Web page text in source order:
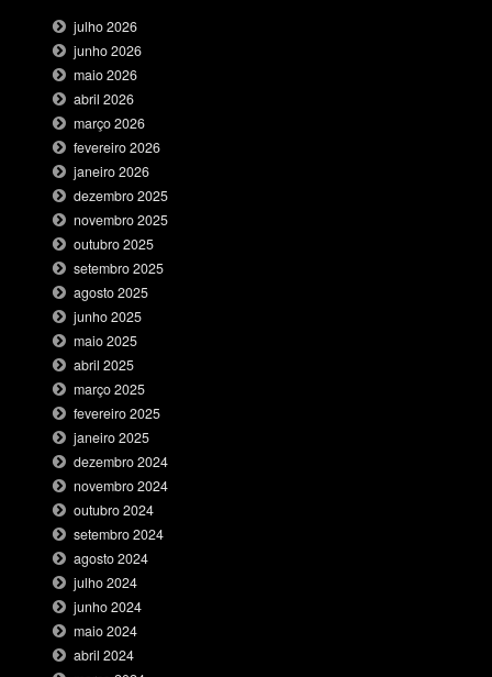
julho 2026
junho 2026
maio 2026
abril 2026
março 2026
fevereiro 2026
janeiro 2026
dezembro 2025
novembro 2025
outubro 2025
setembro 2025
agosto 2025
junho 2025
maio 2025
abril 2025
março 2025
fevereiro 2025
janeiro 2025
dezembro 2024
novembro 2024
outubro 2024
setembro 2024
agosto 2024
julho 2024
junho 2024
maio 2024
abril 2024